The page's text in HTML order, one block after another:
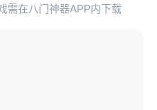
需在八门神器APP内下载